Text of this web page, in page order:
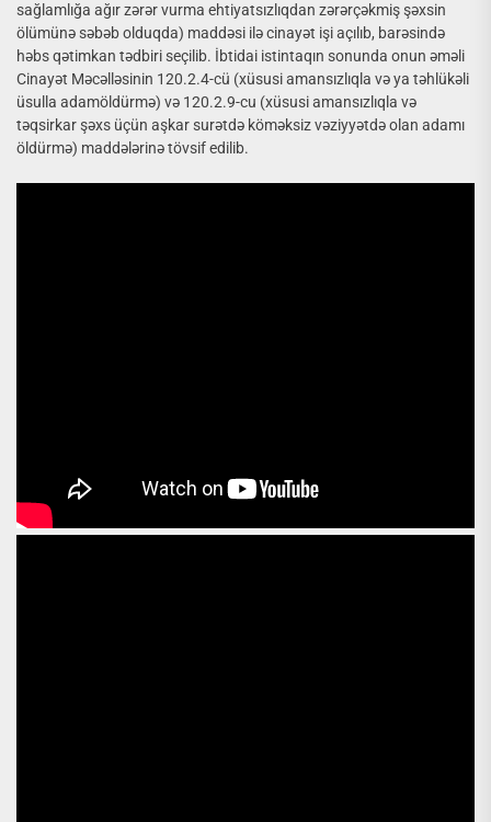
sağlamlığa ağır zərər vurma ehtiyatsızlıqdan zərərçəkmiş şəxsin
ölümünə səbəb olduqda) maddəsi ilə cinayət işi açılıb, barəsində
həbs qətimkan tədbiri seçilib. İbtidai istintaqın sonunda onun əməli
Cinayət Məcəlləsinin 120.2.4-cü (xüsusi amansızlıqla və ya təhlükəli
üsulla adamöldürmə) və 120.2.9-cu (xüsusi amansızlıqla və
təqsirkar şəxs üçün aşkar surətdə köməksiz vəziyyətdə olan adamı
öldürmə) maddələrinə tövsif edilib.